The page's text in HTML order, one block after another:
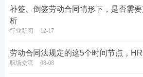
补签、倒签劳动合同情形下，是否需
析
行业新闻 12-17
劳动合同法规定的这5个时间节点，HR
职场交流 08-08